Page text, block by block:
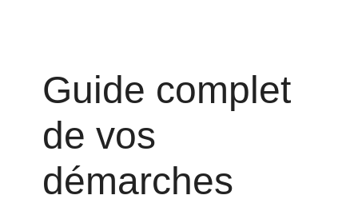
Guide complet
de vos
démarches